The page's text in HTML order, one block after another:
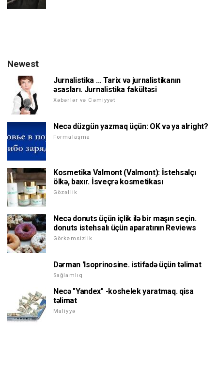
Newest
Jurnalistika ... Tarix və jurnalistikanın
əsasları. Jurnalistika fakültəsi
Xəbərlər və Cəmiyyət
Necə düzgün yazmaq üçün: OK və ya alright?
Formalaşma
Kosmetika Valmont (Valmont): İstehsalçı
ölkə, baxır. İsveçrə kosmetikası
Gözəllik
Necə donuts üçün içlik ilə bir maşın seçin.
donuts istehsalı üçün aparatının Reviews
Görkəmsizlik
Dərman 'Isoprinosine. istifadə üçün təlimat
Sağlamlıq
Necə "Yandex" -koshelek yaratmaq. qisa
təlimat
Maliyyə